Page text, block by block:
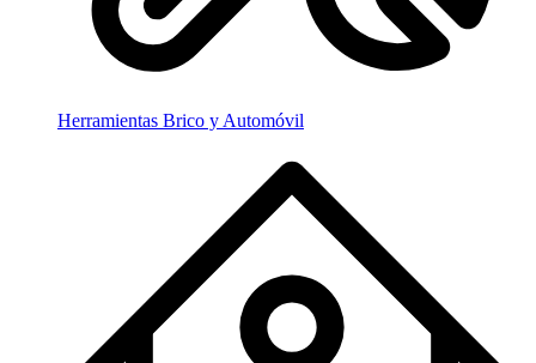
Herramientas Brico y Automóvil